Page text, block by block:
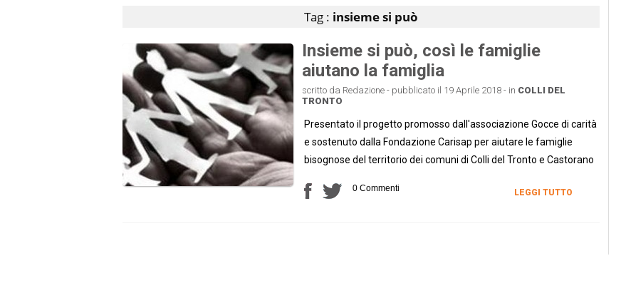
Tag : insieme si può
Insieme si può, così le famiglie
aiutano la famiglia
scritto da Redazione - pubblicato il 19 Aprile 2018 - in COLLI DEL
TRONTO
Presentato il progetto promosso dall'associazione Gocce di carità
e sostenuto dalla Fondazione Carisap per aiutare le famiglie
bisognose del territorio dei comuni di Colli del Tronto e Castorano
0 Commenti LEGGI TUTTO